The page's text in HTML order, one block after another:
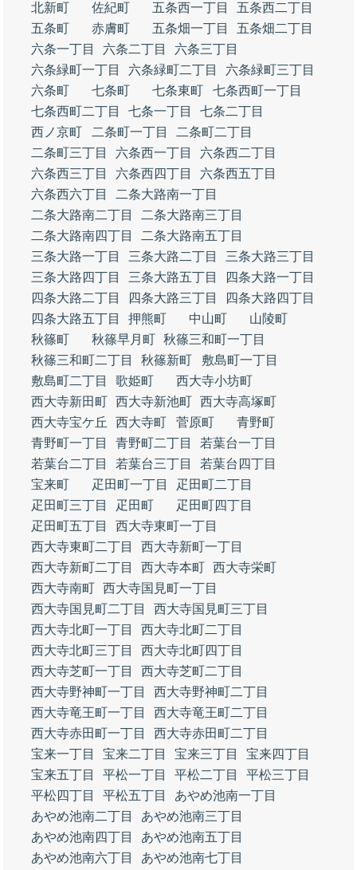
北新町
佐紀町 五条西一丁目
五条西二丁目
五条町
赤膚町 五条畑一丁目
五条畑二丁目
六条一丁目
六条二丁目
六条三丁目
六条緑町一丁目
六条緑町二丁目
六条緑町三丁目
六条町
七条町 七条東町
七条西町一丁目
七条西町二丁目
七条一丁目
七条二丁目
西ノ京町
二条町一丁目
二条町二丁目
二条町三丁目
六条西一丁目
六条西二丁目
六条西三丁目
六条西四丁目
六条西五丁目
六条西六丁目
二条大路南一丁目
二条大路南二丁目
二条大路南三丁目
二条大路南四丁目
二条大路南五丁目
三条大路一丁目
三条大路二丁目
三条大路三丁目
三条大路四丁目
三条大路五丁目
四条大路一丁目
四条大路二丁目
四条大路三丁目
四条大路四丁目
四条大路五丁目
押熊町 中山町
山陵町
秋篠町
秋篠早月町 秋篠三和町一丁目
秋篠三和町二丁目
秋篠新町
敷島町一丁目
敷島町二丁目
歌姫町
西大寺小坊町
西大寺新田町 西大寺新池町 西大寺高塚町
西大寺宝ケ丘
西大寺町 菅原町
青野町
青野町一丁目
青野町二丁目
若葉台一丁目
若葉台二丁目
若葉台三丁目
若葉台四丁目
宝来町
疋田町一丁目
疋田町二丁目
疋田町三丁目
疋田町
疋田町四丁目
疋田町五丁目
西大寺東町一丁目
西大寺東町二丁目
西大寺新町一丁目
西大寺新町二丁目
西大寺本町 西大寺栄町
西大寺南町 西大寺国見町一丁目
西大寺国見町二丁目
西大寺国見町三丁目
西大寺北町一丁目
西大寺北町二丁目
西大寺北町三丁目
西大寺北町四丁目
西大寺芝町一丁目
西大寺芝町二丁目
西大寺野神町一丁目
西大寺野神町二丁目
西大寺竜王町一丁目
西大寺竜王町二丁目
西大寺赤田町一丁目
西大寺赤田町二丁目
宝来一丁目
宝来二丁目 宝来三丁目
宝来四丁目
宝来五丁目
平松一丁目 平松二丁目
平松三丁目
平松四丁目
平松五丁目
あやめ池南一丁目
あやめ池南二丁目
あやめ池南三丁目
あやめ池南四丁目
あやめ池南五丁目
あやめ池南六丁目
あやめ池南七丁目